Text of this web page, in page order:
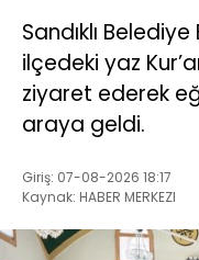
Sandıklı
ilçedeki yaz
ziyaret ederek
araya geldi.
Giriş: 07-08-2026 18:17
Kaynak: HABER MERKEZI